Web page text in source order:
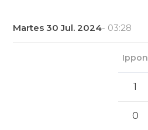
Martes 30 Jul. 2024- 03:28
Ippon
1
0